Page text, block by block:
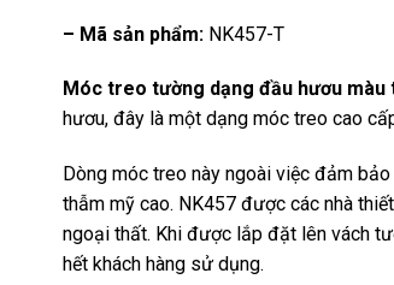
– Mã sản phẩm: NK457-T
Móc treo tường dạng đầu hươu màu
hươu, đây là một dạng móc treo cao
Dòng móc treo này ngoài việc đảm
thẫm mỹ cao. NK457 được các nhà
ngoại thất. Khi được lắp đặt lên vách
hết khách hàng sử dụng.